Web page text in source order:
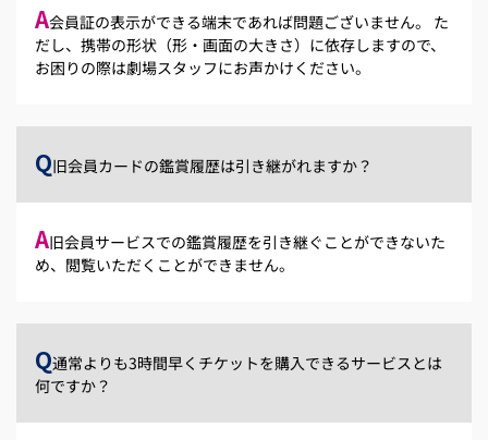
A会員証の表示ができる端末であれば問題ございません。 た
だし、携帯の形状（形・画面の大きさ）に依存しますので、
お困りの際は劇場スタッフにお声かけください。
Q旧会員カードの鑑賞履歴は引き継がれますか？
A旧会員サービスでの鑑賞履歴を引き継ぐことができないた
め、閲覧いただくことができません。
Q通常よりも3時間早くチケットを購入できるサービスとは
何ですか？